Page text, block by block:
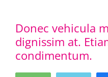
naar
inhoud
Donec vehicula
dignissim at.
condimentum.